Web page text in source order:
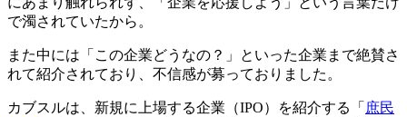
で濁されていたから。
また中には「この企業どうなの？」といった企業まで絶賛さ
れて紹介されており、不信感が募っておりました。
カブスルは、新規に上場する企業（IPO）を紹介する「 庶民